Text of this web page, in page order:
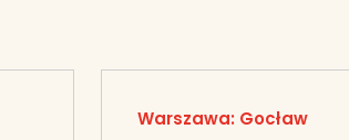
Warszawa: Gocław